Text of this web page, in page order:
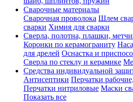
Сварочные материалы
Сварочная проволока Шлем
сварки Химия для сварки
Сверла, полотна, плашки,
Коронки по керамограниту
для дрелей Оснастка и
Сверла по стеклу и керамике
Средства индивидуальной
Антисептики Перчатки
Перчатки нитриловые Маски
Показать все